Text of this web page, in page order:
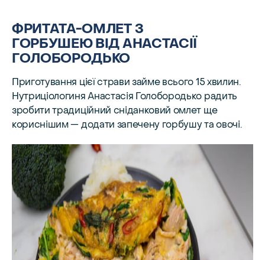
ФРИТАТА-ОМЛЕТ З
ГОРБУШЕЮ ВІД АНАСТАСІЇ
ГОЛОБОРОДЬКО
Приготування цієї страви займе всього 15 хвилин.
Нутриціологиня Анастасія Голобородько радить
зробити традиційний сніданковий омлет ще
кориснішим — додати запечену горбушу та овочі.